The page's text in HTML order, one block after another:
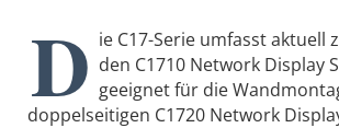
D ie C17-Serie umfasst aktuell
den C1710 Network Display
geeignet für die
doppelseitigen C1720 Network